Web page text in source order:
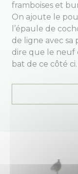
framboises et
On ajoute le
l’épaule de
de ligne avec sa
dire que le
bat de ce côté ci.